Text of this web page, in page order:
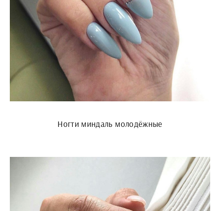
Ногти миндаль молодёжные